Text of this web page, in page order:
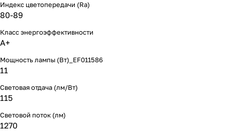
Индекс цветопередачи (Ra)
80-89
Класс энергоэффективности
A+
Мощность лампы (Вт)_EF011586
11
Световая отдача (лм/Вт)
115
Световой поток (лм)
1270